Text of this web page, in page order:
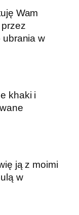
Wam
przez
ubrania w
khaki i
ją z moimi
w